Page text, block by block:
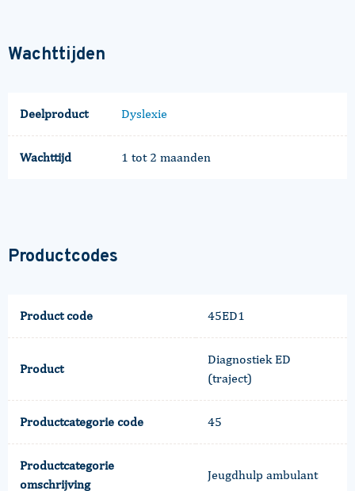
Wachttijden
Deelproduct Dyslexie
Wachttijd 1 tot 2 maanden
Productcodes
Product code 45ED1
Product
Diagnostiek ED
(traject)
Productcategorie code 45
Productcategorie
omschrijving
Jeugdhulp ambulant